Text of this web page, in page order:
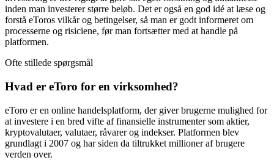
inden man investerer større beløb. Det er også en god idé at læse og
forstå eToros vilkår og betingelser, så man er godt informeret om
processerne og risiciene, før man fortsætter med at handle på
platformen.
Ofte stillede spørgsmål
Hvad er eToro for en virksomhed?
eToro er en online handelsplatform, der giver brugerne mulighed for
at investere i en bred vifte af finansielle instrumenter som aktier,
kryptovalutaer, valutaer, råvarer og indekser. Platformen blev
grundlagt i 2007 og har siden da tiltrukket millioner af brugere
verden over.